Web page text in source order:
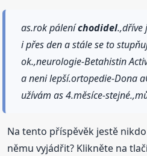
as.rok páleníchodidel.,dříve
i přes den a stále se to
ok.,neurologie-Betahistin
a neni lepší.ortopedie-Dona
užívám as 4.měsíce-
Na tento příspěvěk jestě
němu vyjádřit? Klikněte na